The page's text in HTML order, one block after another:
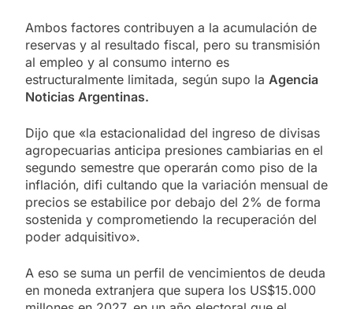
Ambos factores contribuyen a la acumulación de
reservas y al resultado fiscal, pero su transmisión
al empleo y al consumo interno es
estructuralmente limitada, según supo la Agencia
Noticias Argentinas.
Dijo que «la estacionalidad del ingreso de divisas
agropecuarias anticipa presiones cambiarias en el
segundo semestre que operarán como piso de la
inflación, difi cultando que la variación mensual de
precios se estabilice por debajo del 2% de forma
sostenida y comprometiendo la recuperación del
poder adquisitivo».
A eso se suma un perfil de vencimientos de deuda
en moneda extranjera que supera los US$15.000